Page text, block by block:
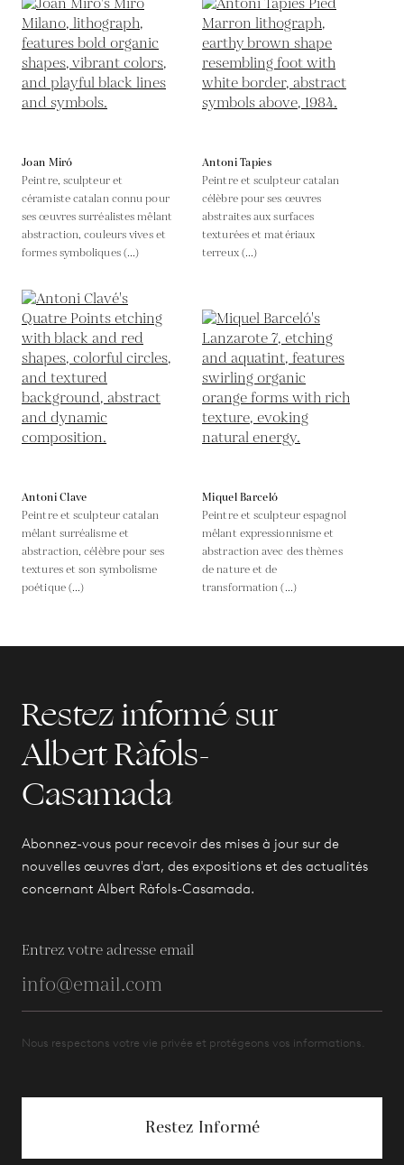
Joan Miró
Peintre, sculpteur et
céramiste catalan connu pour
ses œuvres surréalistes mêlant
abstraction, couleurs vives et
formes symboliques (...)
Antoni Tapies
Peintre et sculpteur catalan
célèbre pour ses œuvres
abstraites aux surfaces
texturées et matériaux
terreux (...)
Antoni Clave
Peintre et sculpteur catalan
mêlant surréalisme et
abstraction, célèbre pour ses
textures et son symbolisme
poétique (...)
Miquel Barceló
Peintre et sculpteur espagnol
mêlant expressionnisme et
abstraction avec des thèmes
de nature et de
transformation (...)
Restez informé sur
Albert Ràfols-
Casamada
Abonnez-vous pour recevoir des mises à jour sur de
nouvelles œuvres d'art, des expositions et des actualités
concernant Albert Ràfols-Casamada.
Entrez votre adresse email
Nous respectons votre vie privée et protégeons vos informations.
Restez Informé